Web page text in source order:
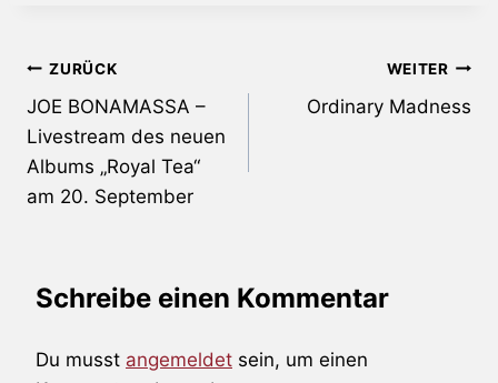
Beitragsnavigation
ZURÜCK
JOE BONAMASSA –
Livestream des neuen
Albums „Royal Tea“
am 20. September
WEITER
Ordinary Madness
Schreibe einen Kommentar
Du musst angemeldet sein, um einen